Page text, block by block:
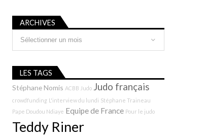
ARCHIVES
LES TAGS
Stéphane Nomis ACBB Judo Judo français
crowdfunding L'interview du lundi Stéphane Traineau
Pape Doudou Ndiaye Equipe de France Pour le judo
Teddy Riner